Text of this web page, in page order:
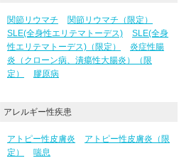
関節リウマチ
関節リウマチ（限定）
SLE(全身性エリテマトーデス)
SLE(全身
性エリテマトーデス)（限定）
炎症性腸
炎（クローン病、潰瘍性大腸炎）（限
定）
膠原病
アレルギー性疾患
アトピー性皮膚炎
アトピー性皮膚炎（限
定）
喘息